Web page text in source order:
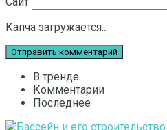
Капча загружается...
В тренде
Комментарии
Последнее